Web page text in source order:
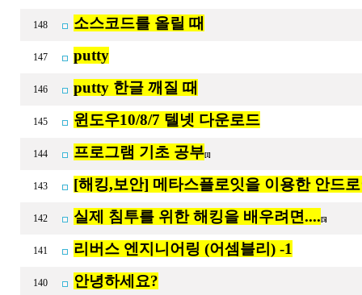
148 소스코드를 올릴 때
147 putty
146 putty 한글 깨질 때
145 윈도우10/8/7 텔넷 다운로드
144 프로그램 기초 공부[1]
143 [해킹,보안] 메타스플로잇을 이용한 안드
142 실제 침투를 위한 해킹을 배우려면.... [5]
141 리버스 엔지니어링 (어셈블리) -1
140 안녕하세요?